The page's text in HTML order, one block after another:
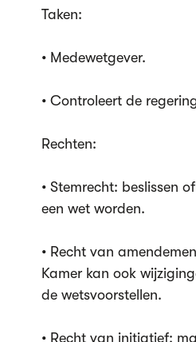
Taken:
• Medewetgever.
• Controleert de
Rechten:
• Stemrecht: beslissen
een wet worden.
• Recht van
Kamer kan ook
de wetsvoorstellen.
• Recht van initiatief: